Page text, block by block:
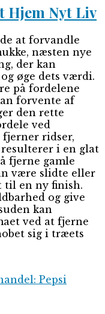
Hjem Nyt Liv
at forvandle
næsten nye
der kan
øge dets værdi.
på fordelene
forvente af
den rette
ved
ridser,
i en glat
fjerne gamle
være slidte eller
til en ny finish.
og give
kan
ved at fjerne
sig i træets